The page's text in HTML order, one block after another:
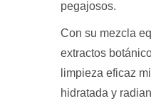
pegajosos.
Con su mezcla
extractos
limpieza eficaz
hidratada y